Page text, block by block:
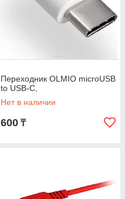
Переходник OLMIO microUSB
to USB-C,
Нет в наличии
600 ₸